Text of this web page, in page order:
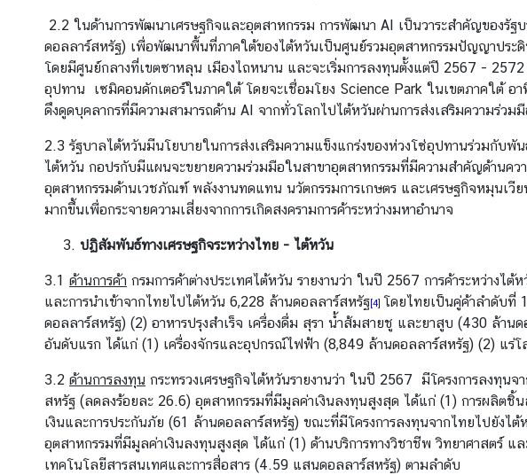
กิ
จ
ก
ร
ร
/
อ
ก
ใ
น
ไ
ต้
วั
น
ส
ถ
2.2 ในด้านการพัฒนาเศรษฐกิจและอุตสาหกรรม การพัฒนา AI เป็นวาระสำคัญของ
ดอลลาร์สหรัฐ) เพื่อพัฒนาพื้นที่ภาคใต้ของไต้หวันเป็นศูนย์รวมอุตสาหกรรมปัญญาประ
โดยมีศูนย์กลางที่เขตซาหลุน เมืองไถหนาน และจะเริ่มการลงทุนตั้งแต่ปี 2567 -
อุปทาน เซมิคอนดักเตอร์ในภาคใต้ โดยจะเชื่อมโยง Science Park ในเขตภาคใต้ อ
ดึงดูดบุคลากรที่มีความสามารถด้าน AI จากทั่วโลกไปไต้หวันผ่านการส่งเสริมความร่ว
2.3 รัฐบาลไต้หวันมีนโยบายในการส่งเสริมความแข็งแกร่งของห่วงโซ่อุปทานร่วมกับ
ไต้หวัน กอปรกับมีแผนจะขยายความร่วมมือในสาขาอุตสาหกรรมที่มีความสำคัญด้านค
อุตสาหกรรมด้านเวชภัณฑ์ พลังงานทดแทน นวัตกรรมการเกษตร และเศรษฐกิจหมุนเ
มากขึ้นเพื่อกระจายความเสี่ยงจากการเกิดสงครามการค้าระหว่างมหาอำนาจ
ปฏิสัมพันธ์ทางเศรษฐกิจระหว่างไทย - ไต้หวัน
3.1 ด้านการค้า กรมการค้าต่างประเทศไต้หวัน รายงานว่า ในปี 2567 การค้าระหว่าง
และการนำเข้าจากไทยไปไต้หวัน 6,228 ล้านดอลลาร์สหรัฐ[4] โดยไทยเป็นคู่ค้าลำดับที่
ดอลลาร์สหรัฐ) (2) อาหารปรุงสำเร็จ เครื่องดื่ม สุรา น้ำส้มสายชู และยาสูบ (430 ล้
อันดับแรก ได้แก่ (1) เครื่องจักรและอุปกรณ์ไฟฟ้า (8,849 ล้านดอลลาร์สหรัฐ) (2) แ
3.2 ด้านการลงทุน กระทรวงเศรษฐกิจไต้หวันรายงานว่า ในปี 2567 มีโครงการลงทุ
สหรัฐ (ลดลงร้อยละ 26.6) อุตสาหกรรมที่มีมูลค่าเงินลงทุนสูงสุด ได้แก่ (1) การผลิต
เงินและการประกันภัย (61 ล้านดอลลาร์สหรัฐ) ขณะที่มีโครงการลงทุนจากไทยไปยัง
อุตสาหกรรมที่มีมูลค่าเงินลงทุนสูงสุด ได้แก่ (1) ด้านบริการทางวิชาชีพ วิทยาศาสตร์
เทคโนโลยีสารสนเทศและการสื่อสาร (4.59 แสนดอลลาร์สหรัฐ) ตามลำดับ